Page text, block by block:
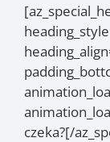
czeka?[/